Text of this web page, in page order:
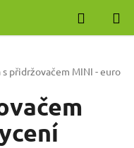
Hledat
s přidržovačem MINI - euro